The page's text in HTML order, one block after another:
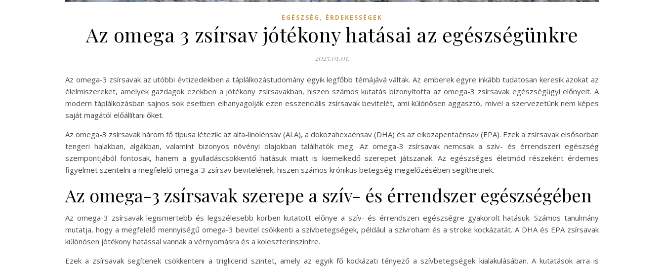
EGÉSZSÉG , ÉRDEKESSÉGEK
Az omega 3 zsírsav jótékony hatásai az egészségünkre
2025.01.01.
Az omega-3 zsírsavak az utóbbi évtizedekben a táplálkozástudomány egyik legfőbb témájává váltak. Az emberek egyre inkább tudatosan keresik azokat az
élelmiszereket, amelyek gazdagok ezekben a jótékony zsírsavakban, hiszen számos kutatás bizonyította az omega-3 zsírsavak egészségügyi előnyeit. A
modern táplálkozásban sajnos sok esetben elhanyagolják ezen esszenciális zsírsavak bevitelét, ami különösen aggasztó, mivel a szervezetünk nem képes
saját magától előállítani őket.
Az omega-3 zsírsavak három fő típusa létezik: az alfa-linolénsav (ALA), a dokozahexaénsav (DHA) és az eikozapentaénsav (EPA). Ezek a zsírsavak elsősorban
tengeri halakban, algákban, valamint bizonyos növényi olajokban találhatók meg. Az omega-3 zsírsavak nemcsak a szív- és érrendszeri egészség
szempontjából fontosak, hanem a gyulladáscsökkentő hatásuk miatt is kiemelkedő szerepet játszanak. Az egészséges életmód részeként érdemes
figyelmet szentelni a megfelelő omega-3 zsírsav bevitelének, hiszen számos krónikus betegség megelőzésében segíthetnek.
Az omega-3 zsírsavak szerepe a szív- és érrendszer egészségében
Az omega-3 zsírsavak legismertebb és legszélesebb körben kutatott előnye a szív- és érrendszeri egészségre gyakorolt hatásuk. Számos tanulmány
mutatja, hogy a megfelelő mennyiségű omega-3 bevitel csökkenti a szívbetegségek, például a szívroham és a stroke kockázatát. A DHA és EPA zsírsavak
különösen jótékony hatással vannak a vérnyomásra és a koleszterinszintre.
Ezek a zsírsavak segítenek csökkenteni a triglicerid szintet, amely az egyik fő kockázati tényező a szívbetegségek kialakulásában. A kutatások arra is